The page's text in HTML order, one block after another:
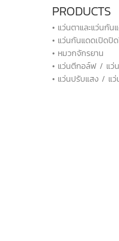
PRODUCTS
• แว่นตาและแว่นกัน
• แว่นกันแดดเปิดปิ
• หมวกจักรยาน
• แว่นตีกอล์ฟ / แว่
• แว่นปรับแสง / แ